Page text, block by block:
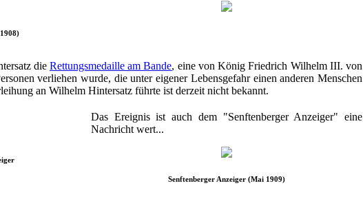
dieRettungsmedaille am Bande, eine von König Friedrich Wilhelm III. von
verliehen wurde, die unter eigener Lebensgefahr einen anderen Menschen
an Wilhelm Hintersatz führte ist derzeit nicht bekannt.
Das Ereignis ist auch dem "Senftenberger Anzeiger" eine
Nachricht wert...
Senftenberger Anzeiger (Mai 1909)